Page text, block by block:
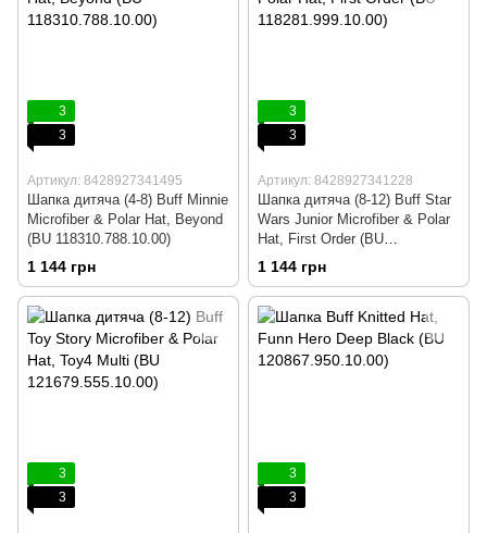
3
3
Артикул: 8428927341495
Шапка дитяча (4-8) Buff Minnie
Microfiber & Polar Hat, Beyond
(BU 118310.788.10.00)
1 144 грн
3
3
Артикул: 8428927341228
Шапка дитяча (8-12) Buff Star
Wars Junior Microfiber & Polar
Hat, First Order (BU
118281.999.10.00)
1 144 грн
3
3
3
3